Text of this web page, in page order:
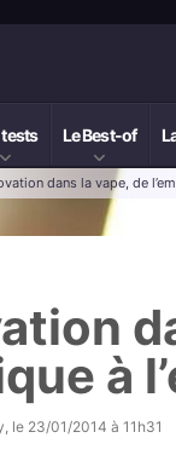
Le Best-of
dans la vape, de
à
, le 23/01/2014 à 11h31